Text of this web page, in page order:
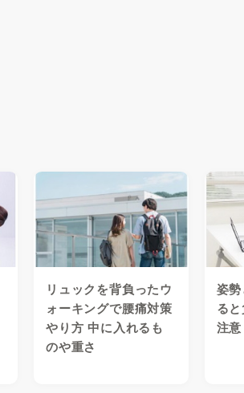
リュックを背負ったウ
ォーキングで腰痛対策
やり方 中に入れるも
のや重さ
姿
る
注意